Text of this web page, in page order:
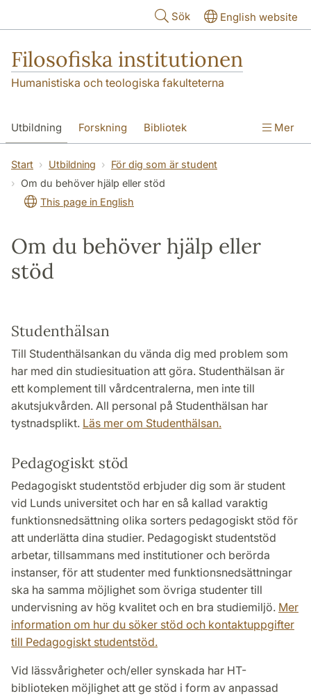
Sök English website
Filosofiska institutionen
Humanistiska och teologiska fakulteterna
Utbildning Forskning Bibliotek
Personal Kontakt Institutionen
Mer
Start Utbildning
För dig som är student
Om du behöver hjälp eller stöd
This page in English
Om du behöver hjälp eller
stöd
Studenthälsan
Till Studenthälsankan du vända dig med problem som
har med din studiesituation att göra. Studenthälsan är
ett komplement till vårdcentralerna, men inte till
akutsjukvården. All personal på Studenthälsan har
tystnadsplikt. Läs mer om Studenthälsan.
Pedagogiskt stöd
Pedagogiskt studentstöd erbjuder dig som är student
vid Lunds universitet och har en så kallad varaktig
funktionsnedsättning olika sorters pedagogiskt stöd för
att underlätta dina studier. Pedagogiskt studentstöd
arbetar, tillsammans med institutioner och berörda
instanser, för att studenter med funktionsnedsättningar
ska ha samma möjlighet som övriga studenter till
undervisning av hög kvalitet och en bra studiemiljö. Mer
information om hur du söker stöd och kontaktuppgifter
till Pedagogiskt studentstöd.
Vid lässvårigheter och/eller synskada har HT-
biblioteken möjlighet att ge stöd i form av anpassad